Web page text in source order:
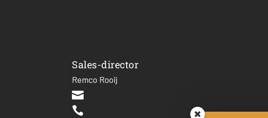
Sales-director
Remco Rooij

